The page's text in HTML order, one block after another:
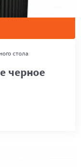
стола
черное